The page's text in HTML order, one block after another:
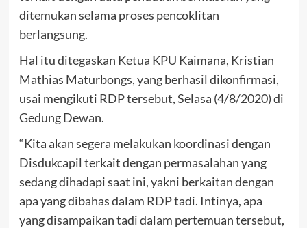
ditemukan selama proses pencoklitan
berlangsung.
Hal itu ditegaskan Ketua KPU Kaimana, Kristian
Mathias Maturbongs, yang berhasil dikonfirmasi,
usai mengikuti RDP tersebut, Selasa (4/8/2020) di
Gedung Dewan.
“Kita akan segera melakukan koordinasi dengan
Disdukcapil terkait dengan permasalahan yang
sedang dihadapi saat ini, yakni berkaitan dengan
apa yang dibahas dalam RDP tadi. Intinya, apa
yang disampaikan tadi dalam pertemuan tersebut,